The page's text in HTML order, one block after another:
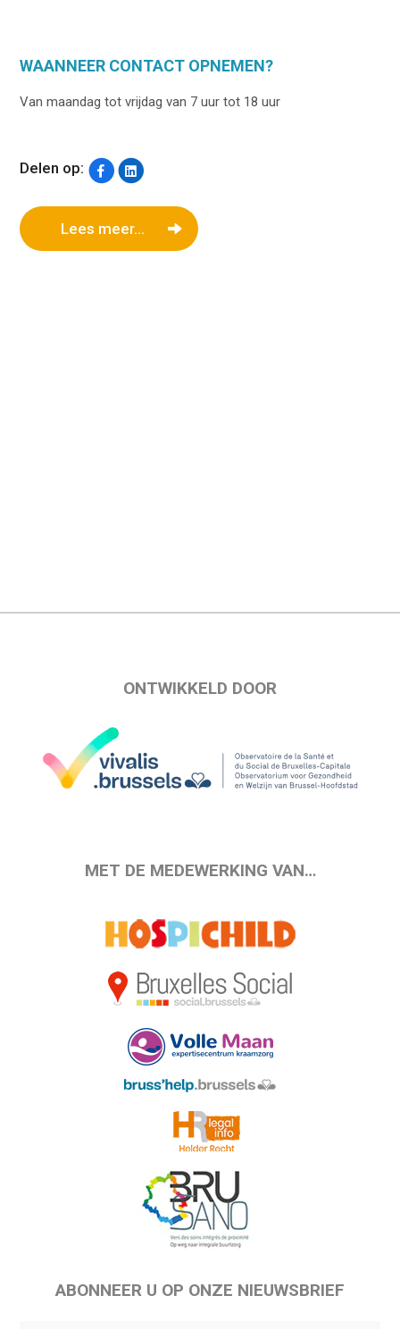
WAANNEER CONTACT OPNEMEN?
Van maandag tot vrijdag van 7 uur tot 18 uur
Delen op:
Lees meer...
ONTWIKKELD DOOR
MET DE MEDEWERKING VAN…
ABONNEER U OP ONZE NIEUWSBRIEF